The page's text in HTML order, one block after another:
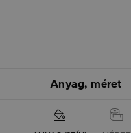
Anyag, méret